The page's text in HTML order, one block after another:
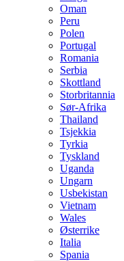
Oman
Peru
Polen
Portugal
Romania
Serbia
Skottland
Storbritannia
Sør-Afrika
Thailand
Tsjekkia
Tyrkia
Tyskland
Uganda
Ungarn
Usbekistan
Vietnam
Wales
Østerrike
Italia
Spania